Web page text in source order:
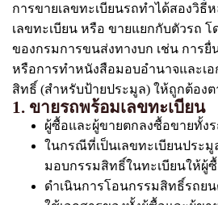
การขายเลขทะเบียนรถทำได้สองวิ
เลขทะเบียน หรือ ขายแยกกับตัวรถ
ของกรมการขนส่งทางบก เช่น การ
หรือการทำหนังสือมอบอำนาจและเ
สิทธิ์ (สำหรับป้ายประมูล) ให้ถูกต้อง
1. ขายรถพร้อมเลขทะเบียน
ผู้ซื้อและผู้ขายตกลงซื้อขายทั้ง
ในกรณีที่เป็นเลขทะเบียนประมู
มอบกรรมสิทธิ์ในทะเบียนให้ผู้
ดำเนินการโอนกรรมสิทธิ์รถย